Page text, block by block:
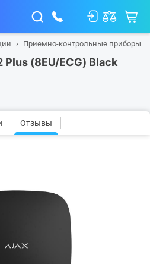
Приемно-контрольные приборы
Plus (8EU/ECG) Black
Отзывы